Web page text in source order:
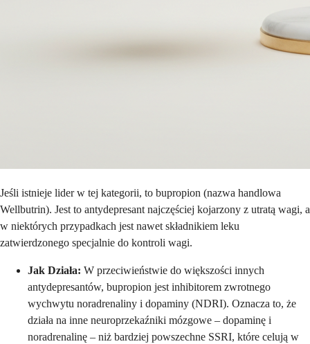
Jeśli istnieje lider w tej kategorii, to bupropion (nazwa handlowa
Wellbutrin). Jest to antydepresant najczęściej kojarzony z utratą wagi, a
w niektórych przypadkach jest nawet składnikiem leku
zatwierdzonego specjalnie do kontroli wagi.
Jak Działa: W przeciwieństwie do większości innych
antydepresantów, bupropion jest inhibitorem zwrotnego
wychwytu noradrenaliny i dopaminy (NDRI). Oznacza to, że
działa na inne neuroprzekaźniki mózgowe – dopaminę i
noradrenalinę – niż bardziej powszechne SSRI, które celują w